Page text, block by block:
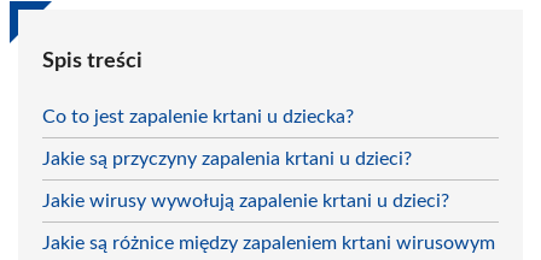
Spis treści
Co to jest zapalenie krtani u dziecka?
Jakie są przyczyny zapalenia krtani u dzieci?
Jakie wirusy wywołują zapalenie krtani u dzieci?
Jakie są różnice między zapaleniem krtani wirusowym